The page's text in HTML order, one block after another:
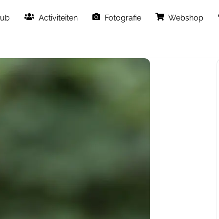
Activiteiten Fotografie Webshop
To